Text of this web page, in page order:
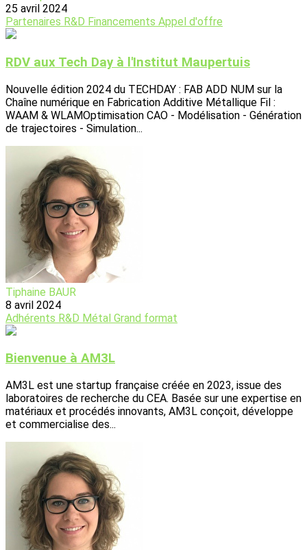
25 avril 2024
Partenaires R&D Financements Appel d'offre
RDV aux Tech Day à l'Institut Maupertuis
Nouvelle édition 2024 du TECHDAY : FAB ADD NUM sur la
Chaîne numérique en Fabrication Additive Métallique Fil :
WAAM & WLAMOptimisation CAO - Modélisation - Génération
de trajectoires - Simulation...
Tiphaine BAUR
8 avril 2024
Adhérents R&D Métal Grand format
Bienvenue à AM3L
AM3L est une startup française créée en 2023, issue des
laboratoires de recherche du CEA. Basée sur une expertise en
matériaux et procédés innovants, AM3L conçoit, développe
et commercialise des...